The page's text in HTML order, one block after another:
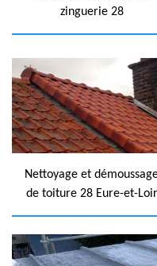
zinguerie 28
Nettoyage et
de toiture 28 Eure-et-Loir